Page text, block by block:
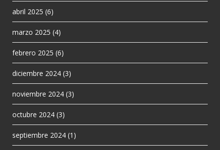
abril 2025 (6)
marzo 2025 (4)
febrero 2025 (6)
diciembre 2024 (3)
noviembre 2024 (3)
octubre 2024 (3)
septiembre 2024 (1)